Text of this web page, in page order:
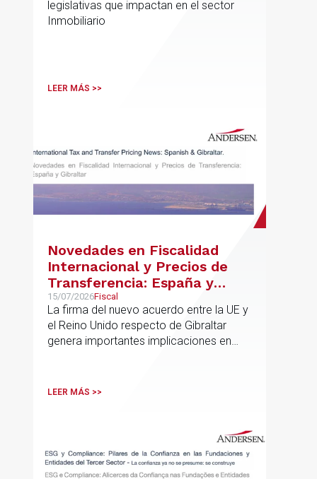
legislativas que impactan en el sector
Inmobiliario
LEER MÁS >>
Novedades en Fiscalidad
Internacional y Precios de
Transferencia: España y
Gibraltar
15/07/2026Fiscal
La firma del nuevo acuerdo entre la UE y
el Reino Unido respecto de Gibraltar
genera importantes implicaciones en
LEER MÁS >>